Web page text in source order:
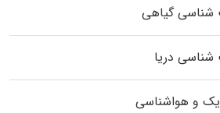
شناسی گیاهی
دریا
و هواشناسی